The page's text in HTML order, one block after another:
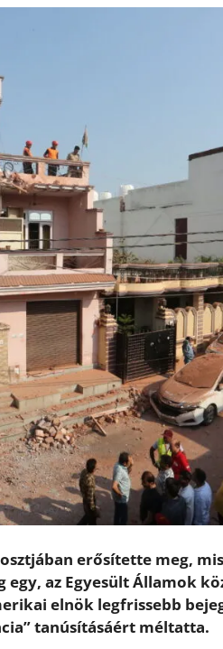
erősítette meg,
az Egyesült Államok
elnök legfrissebb
tanúsításáért méltatta.